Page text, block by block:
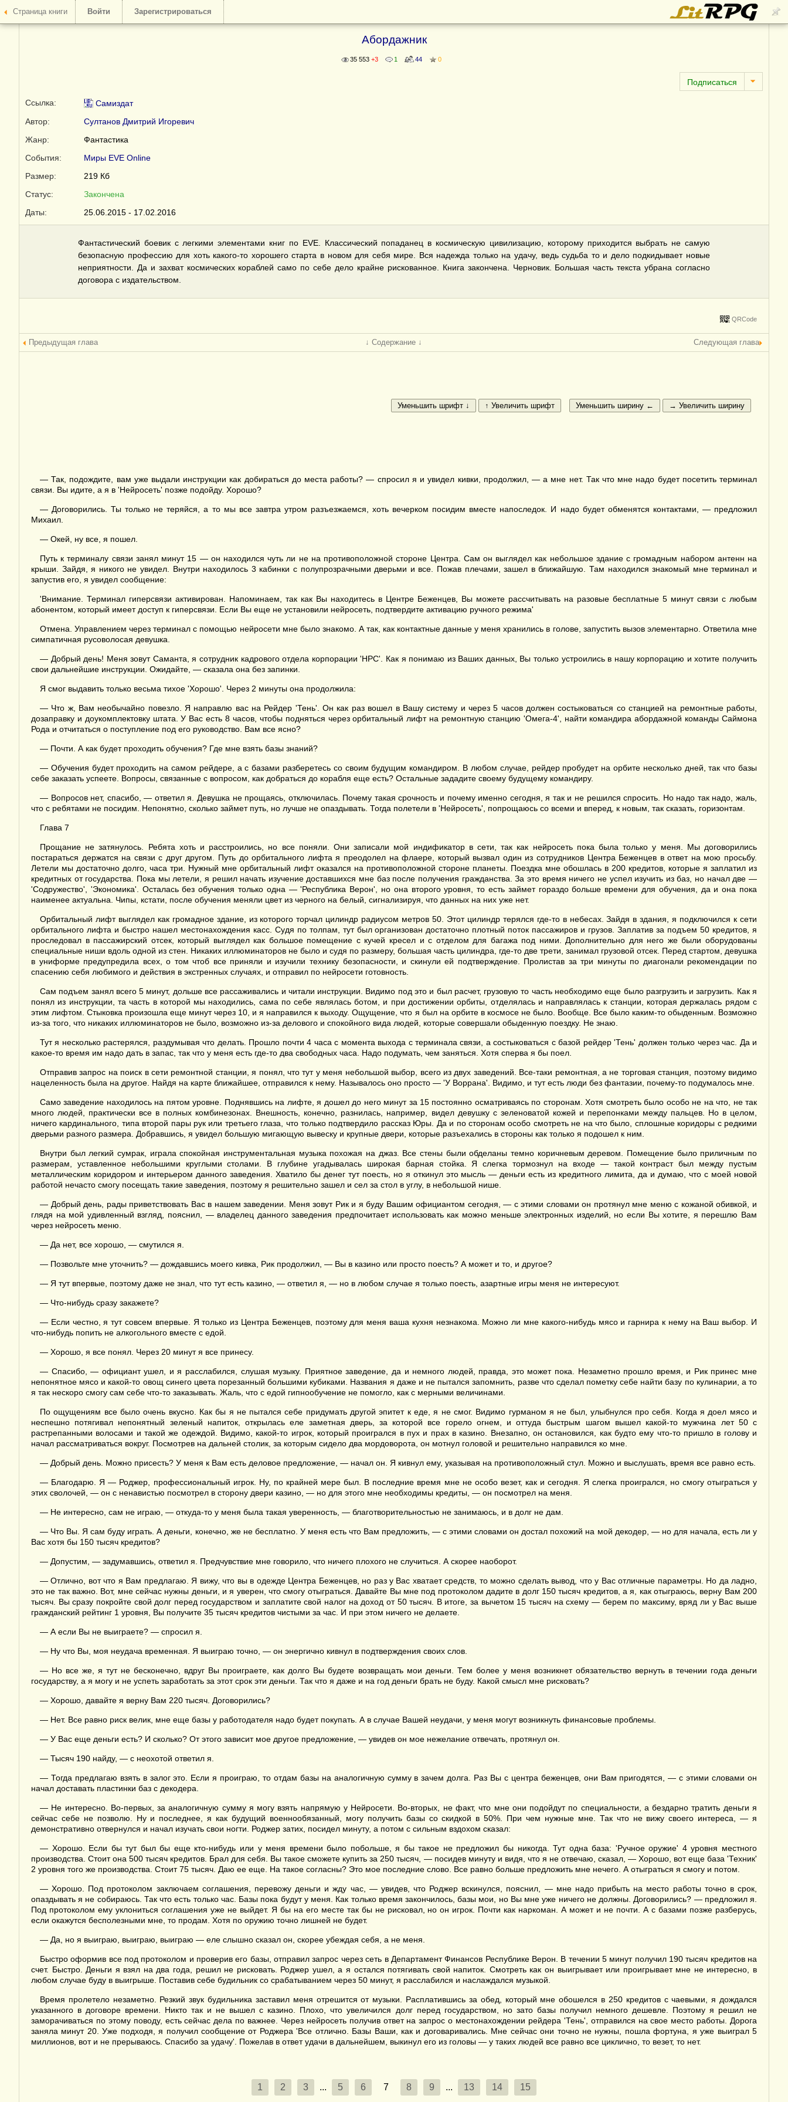
Страница книги Войти Зарегистрироваться
Абордажник
35 553 +3 1 44 0
Ссылка:
Самиздат
Автор:
Султанов Дмитрий Игоревич
Жанр:
Фантастика
События:
Миры EVE Online
Размер:
219 Кб
Статус:
Закончена
Даты:
25.06.2015 - 17.02.2016
Фантастический боевик с легкими элементами книг по EVE. Классический попаданец в космическую цивилизацию, которому приходится выбрать не самую
безопасную профессию для хоть какого-то хорошего старта в новом для себя мире. Вся надежда только на удачу, ведь судьба то и дело подкидывает новые
неприятности. Да и захват космических кораблей само по себе дело крайне рискованное. Книга закончена. Черновик. Большая часть текста убрана согласно
договора с издательством.
QRCode
Предыдущая глава ↓ Содержание ↓ Следующая глава
— Так, подождите, вам уже выдали инструкции как добираться до места работы? — спросил я и увидел кивки, продолжил, — а мне нет. Так что мне надо будет посетить терминал
связи. Вы идите, а я в 'Нейросеть' позже подойду. Хорошо?
— Договорились. Ты только не теряйся, а то мы все завтра утром разъезжаемся, хоть вечерком посидим вместе напоследок. И надо будет обменятся контактами, — предложил
Михаил.
— Окей, ну все, я пошел.
Путь к терминалу связи занял минут 15 — он находился чуть ли не на противоположной стороне Центра. Сам он выглядел как небольшое здание с громадным набором антенн на
крыши. Зайдя, я никого не увидел. Внутри находилось 3 кабинки с полупрозрачными дверьми и все. Пожав плечами, зашел в ближайшую. Там находился знакомый мне терминал и
запустив его, я увидел сообщение:
'Внимание. Терминал гиперсвязи активирован. Напоминаем, так как Вы находитесь в Центре Беженцев, Вы можете рассчитывать на разовые бесплатные 5 минут связи с любым
абонентом, который имеет доступ к гиперсвязи. Если Вы еще не установили нейросеть, подтвердите активацию ручного режима'
Отмена. Управлением через терминал с помощью нейросети мне было знакомо. А так, как контактные данные у меня хранились в голове, запустить вызов элементарно. Ответила мне
симпатичная русоволосая девушка.
— Добрый день! Меня зовут Саманта, я сотрудник кадрового отдела корпорации 'НРС'. Как я понимаю из Ваших данных, Вы только устроились в нашу корпорацию и хотите получить
свои дальнейшие инструкции. Ожидайте, — сказала она без запинки.
Я смог выдавить только весьма тихое 'Хорошо'. Через 2 минуты она продолжила:
— Что ж, Вам необычайно повезло. Я направлю вас на Рейдер 'Тень'. Он как раз вошел в Вашу систему и через 5 часов должен состыковаться со станцией на ремонтные работы,
дозаправку и доукомплектовку штата. У Вас есть 8 часов, чтобы подняться через орбитальный лифт на ремонтную станцию 'Омега-4', найти командира абордажной команды Саймона
Рода и отчитаться о поступление под его руководство. Вам все ясно?
— Почти. А как будет проходить обучения? Где мне взять базы знаний?
— Обучения будет проходить на самом рейдере, а с базами разберетесь со своим будущим командиром. В любом случае, рейдер пробудет на орбите несколько дней, так что базы
себе заказать успеете. Вопросы, связанные с вопросом, как добраться до корабля еще есть? Остальные зададите своему будущему командиру.
— Вопросов нет, спасибо, — ответил я. Девушка не прощаясь, отключилась. Почему такая срочность и почему именно сегодня, я так и не решился спросить. Но надо так надо, жаль,
что с ребятами не посидим. Непонятно, сколько займет путь, но лучше не опаздывать. Тогда полетели в 'Нейросеть', попрощаюсь со всеми и вперед, к новым, так сказать, горизонтам.
Глава 7
Прощание не затянулось. Ребята хоть и расстроились, но все поняли. Они записали мой индификатор в сети, так как нейросеть пока была только у меня. Мы договорились
постараться держатся на связи с друг другом. Путь до орбитального лифта я преодолел на флаере, который вызвал один из сотрудников Центра Беженцев в ответ на мою просьбу.
Летели мы достаточно долго, часа три. Нужный мне орбитальный лифт оказался на противоположной стороне планеты. Поездка мне обошлась в 200 кредитов, которые я заплатил из
кредитных от государства. Пока мы летели, я решил начать изучение доставшихся мне баз после получения гражданства. За это время ничего не успел изучить из баз, но начал две —
'Содружество', 'Экономика'. Осталась без обучения только одна — 'Республика Верон', но она второго уровня, то есть займет гораздо больше времени для обучения, да и она пока
наименее актуальна. Чипы, кстати, после обучения меняли цвет из черного на белый, сигнализируя, что данных на них уже нет.
Орбитальный лифт выглядел как громадное здание, из которого торчал цилиндр радиусом метров 50. Этот цилиндр терялся где-то в небесах. Зайдя в здания, я подключился к сети
орбитального лифта и быстро нашел местонахождения касс. Судя по толпам, тут был организован достаточно плотный поток пассажиров и грузов. Заплатив за подъем 50 кредитов, я
проследовал в пассажирский отсек, который выглядел как большое помещение с кучей кресел и с отделом для багажа под ними. Дополнительно для него же были оборудованы
специальные ниши вдоль одной из стен. Никаких иллюминаторов не было и судя по размеру, большая часть цилиндра, где-то две трети, занимал грузовой отсек. Перед стартом, девушка
в униформе предупредила всех, о том чтоб все приняли и изучили технику безопасности, и скинули ей подтверждение. Пролистав за три минуты по диагонали рекомендации по
спасению себя любимого и действия в экстренных случаях, и отправил по нейросети готовность.
Сам подъем занял всего 5 минут, дольше все рассаживались и читали инструкции. Видимо под это и был расчет, грузовую то часть необходимо еще было разгрузить и загрузить. Как я
понял из инструкции, та часть в которой мы находились, сама по себе являлась ботом, и при достижении орбиты, отделялась и направлялась к станции, которая держалась рядом с
этим лифтом. Стыковка произошла еще минут через 10, и я направился к выходу. Ощущение, что я был на орбите в космосе не было. Вообще. Все было каким-то обыденным. Возможно
из-за того, что никаких иллюминаторов не было, возможно из-за делового и спокойного вида людей, которые совершали обыденную поездку. Не знаю.
Тут я несколько растерялся, раздумывая что делать. Прошло почти 4 часа с момента выхода с терминала связи, а состыковаться с базой рейдер 'Тень' должен только через час. Да и
какое-то время им надо дать в запас, так что у меня есть где-то два свободных часа. Надо подумать, чем заняться. Хотя сперва я бы поел.
Отправив запрос на поиск в сети ремонтной станции, я понял, что тут у меня небольшой выбор, всего из двух заведений. Все-таки ремонтная, а не торговая станция, поэтому видимо
нацеленность была на другое. Найдя на карте ближайшее, отправился к нему. Называлось оно просто — 'У Воррана'. Видимо, и тут есть люди без фантазии, почему-то подумалось мне.
Само заведение находилось на пятом уровне. Поднявшись на лифте, я дошел до него минут за 15 постоянно осматриваясь по сторонам. Хотя смотреть было особо не на что, не так
много людей, практически все в полных комбинезонах. Внешность, конечно, разнилась, например, видел девушку с зеленоватой кожей и перепонками между пальцев. Но в целом,
ничего кардинального, типа второй пары рук или третьего глаза, что только подтвердило рассказ Юры. Да и по сторонам особо смотреть не на что было, сплошные коридоры с редкими
дверьми разного размера. Добравшись, я увидел большую мигающую вывеску и крупные двери, которые разъехались в стороны как только я подошел к ним.
Внутри был легкий сумрак, играла спокойная инструментальная музыка похожая на джаз. Все стены были обделаны темно коричневым деревом. Помещение было приличным по
размерам, уставленное небольшими круглыми столами. В глубине угадывалась широкая барная стойка. Я слегка тормознул на входе — такой контраст был между пустым
металлическим коридором и интерьером данного заведения. Хватило бы денег тут поесть, но я откинул это мысль — деньги есть из кредитного лимита, да и думаю, что с моей новой
работой нечасто смогу посещать такие заведения, поэтому я решительно зашел и сел за стол в углу, в небольшой нише.
— Добрый день, рады приветствовать Вас в нашем заведении. Меня зовут Рик и я буду Вашим официантом сегодня, — с этими словами он протянул мне меню с кожаной обивкой, и
глядя на мой удивленный взгляд, пояснил, — владелец данного заведения предпочитает использовать как можно меньше электронных изделий, но если Вы хотите, я перешлю Вам
через нейросеть меню.
— Да нет, все хорошо, — смутился я.
— Позвольте мне уточнить? — дождавшись моего кивка, Рик продолжил, — Вы в казино или просто поесть? А может и то, и другое?
— Я тут впервые, поэтому даже не знал, что тут есть казино, — ответил я, — но в любом случае я только поесть, азартные игры меня не интересуют.
— Что-нибудь сразу закажете?
— Если честно, я тут совсем впервые. Я только из Центра Беженцев, поэтому для меня ваша кухня незнакома. Можно ли мне какого-нибудь мясо и гарнира к нему на Ваш выбор. И
что-нибудь попить не алкогольного вместе с едой.
— Хорошо, я все понял. Через 20 минут я все принесу.
— Спасибо, — официант ушел, и я расслабился, слушая музыку. Приятное заведение, да и немного людей, правда, это может пока. Незаметно прошло время, и Рик принес мне
непонятное мясо и какой-то овощ синего цвета порезанный большими кубиками. Названия я даже и не пытался запомнить, разве что сделал пометку себе найти базу по кулинарии, а то
я так нескоро смогу сам себе что-то заказывать. Жаль, что с едой гипнообучение не помогло, как с мерными величинами.
По ощущениям все было очень вкусно. Как бы я не пытался себе придумать другой эпитет к еде, я не смог. Видимо гурманом я не был, улыбнулся про себя. Когда я доел мясо и
неспешно потягивал непонятный зеленый напиток, открылась еле заметная дверь, за которой все горело огнем, и оттуда быстрым шагом вышел какой-то мужчина лет 50 с
растрепанными волосами и такой же одеждой. Видимо, какой-то игрок, который проигрался в пух и прах в казино. Внезапно, он остановился, как будто ему что-то пришло в голову и
начал рассматриваться вокруг. Посмотрев на дальней столик, за которым сидело два мордоворота, он мотнул головой и решительно направился ко мне.
— Добрый день. Можно присесть? У меня к Вам есть деловое предложение, — начал он. Я кивнул ему, указывая на противоположный стул. Можно и выслушать, время все равно есть.
— Благодарю. Я — Роджер, профессиональный игрок. Ну, по крайней мере был. В последние время мне не особо везет, как и сегодня. Я слегка проигрался, но смогу отыграться у
этих сволочей, — он с ненавистью посмотрел в сторону двери казино, — но для этого мне необходимы кредиты, — он посмотрел на меня.
— Не интересно, сам не играю, — откуда-то у меня была такая уверенность, — благотворительностью не занимаюсь, и в долг не дам.
— Что Вы. Я сам буду играть. А деньги, конечно, же не бесплатно. У меня есть что Вам предложить, — с этими словами он достал похожий на мой декодер, — но для начала, есть ли у
Вас хотя бы 150 тысяч кредитов?
— Допустим, — задумавшись, ответил я. Предчувствие мне говорило, что ничего плохого не случиться. А скорее наоборот.
— Отлично, вот что я Вам предлагаю. Я вижу, что вы в одежде Центра Беженцев, но раз у Вас хватает средств, то можно сделать вывод, что у Вас отличные параметры. Но да ладно,
это не так важно. Вот, мне сейчас нужны деньги, и я уверен, что смогу отыграться. Давайте Вы мне под протоколом дадите в долг 150 тысяч кредитов, а я, как отыграюсь, верну Вам 200
тысяч. Вы сразу покройте свой долг перед государством и заплатите свой налог на доход от 50 тысяч. В итоге, за вычетом 15 тысяч на схему — берем по максиму, вряд ли у Вас выше
гражданский рейтинг 1 уровня, Вы получите 35 тысяч кредитов чистыми за час. И при этом ничего не делаете.
— А если Вы не выиграете? — спросил я.
— Ну что Вы, моя неудача временная. Я выиграю точно, — он энергично кивнул в подтверждения своих слов.
— Но все же, я тут не бесконечно, вдруг Вы проиграете, как долго Вы будете возвращать мои деньги. Тем более у меня возникнет обязательство вернуть в течении года деньги
государству, а я могу и не успеть заработать за этот срок эти деньги. Так что я даже и на год деньги брать не буду. Какой смысл мне рисковать?
— Хорошо, давайте я верну Вам 220 тысяч. Договорились?
— Нет. Все равно риск велик, мне еще базы у работодателя надо будет покупать. А в случае Вашей неудачи, у меня могут возникнуть финансовые проблемы.
— У Вас еще деньги есть? И сколько? От этого зависит мое другое предложение, — увидев он мое нежелание отвечать, протянул он.
— Тысяч 190 найду, — с неохотой ответил я.
— Тогда предлагаю взять в залог это. Если я проиграю, то отдам базы на аналогичную сумму в зачем долга. Раз Вы с центра беженцев, они Вам пригодятся, — с этими словами он
начал доставать пластинки баз с декодера.
— Не интересно. Во-первых, за аналогичную сумму я могу взять напрямую у Нейросети. Во-вторых, не факт, что мне они подойдут по специальности, а бездарно тратить деньги я
сейчас себе не позволю. Ну и последнее, я как будущий военнообязанный, могу получить базы со скидкой в 50%. При чем нужные мне. Так что не вижу своего интереса, — я
демонстративно отвернулся и начал изучать свои ногти. Роджер затих, посидел минуту, а потом с сильным вздохом сказал:
— Хорошо. Если бы тут был бы еще кто-нибудь или у меня времени было побольше, я бы такое не предложил бы никогда. Тут одна база: 'Ручное оружие' 4 уровня местного
производства. Стоит она 500 тысяч кредитов. Брал для себя. Вы такое сможете купить за 250 тысяч, — посидев минуту и видя, что я не отвечаю, сказал, — Хорошо, вот еще база 'Техник'
2 уровня того же производства. Стоит 75 тысяч. Даю ее еще. На такое согласны? Это мое последние слово. Все равно больше предложить мне нечего. А отыграться я смогу и потом.
— Хорошо. Под протоколом заключаем соглашения, перевожу деньги и жду час, — увидев, что Роджер вскинулся, пояснил, — мне надо прибыть на место работы точно в срок,
опаздывать я не собираюсь. Так что есть только час. Базы пока будут у меня. Как только время закончилось, базы мои, но Вы мне уже ничего не должны. Договорились? — предложил я.
Под протоколом ему уклониться соглашения уже не выйдет. Я бы на его месте так бы не рисковал, но он игрок. Почти как наркоман. А может и не почти. А с базами позже разберусь,
если окажутся бесполезными мне, то продам. Хотя по оружию точно лишней не будет.
— Да, но я выиграю, выиграю, выиграю — еле слышно сказал он, скорее убеждая себя, а не меня.
Быстро оформив все под протоколом и проверив его базы, отправил запрос через сеть в Департамент Финансов Республике Верон. В течении 5 минут получил 190 тысяч кредитов на
счет. Быстро. Деньги я взял на два года, решил не рисковать. Роджер ушел, а я остался потягивать свой напиток. Смотреть как он выигрывает или проигрывает мне не интересно, в
любом случае буду в выигрыше. Поставив себе будильник со срабатыванием через 50 минут, я расслабился и наслаждался музыкой.
Время пролетело незаметно. Резкий звук будильника заставил меня отрешится от музыки. Расплатившись за обед, который мне обошелся в 250 кредитов с чаевыми, я дождался
указанного в договоре времени. Никто так и не вышел с казино. Плохо, что увеличился долг перед государством, но зато базы получил немного дешевле. Поэтому я решил не
заморачиваться по этому поводу, есть сейчас дела по важнее. Через нейросеть получив ответ на запрос о местонахождении рейдера 'Тень', отправился на свое место работы. Дорога
заняла минут 20. Уже подходя, я получил сообщение от Роджера 'Все отлично. Базы Ваши, как и договаривались. Мне сейчас они точно не нужны, пошла фортуна, я уже выиграл 5
миллионов, вот и не прерываюсь. Спасибо за удачу'. Пожелав в ответ удачи в дальнейшем, выкинул его из головы — у таких людей все равно все циклично, то везет, то нет.
1 2 3 ... 5 6 7 8 9 ... 13 14 15